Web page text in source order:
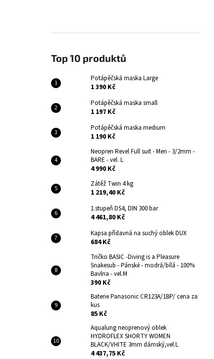
Top 10 produktů
Potápěčská maska Large
1 390 Kč
Potápěčská maska small
1 197 Kč
Potápěčská maska medium
1 190 Kč
Neopren Revel Full suit - Men - 3/2mm -
BARE - vel. L
4 990 Kč
Zátěž Twin 4 kg
1 219,40 Kč
1.stupeň DS4, DIN 300 bar
4 461,80 Kč
Kapsa přídavná na suchý oblek DUX
684 Kč
Tričko BASIC -Diving is a Pleasure
Snakesub - Pánské - modrá/bílá - 100%
Bavlna - vel.M
390 Kč
Baterie Panasonic CR123A/1BP/ cena za
kus
85 Kč
Aqualung neoprenový oblek
HYDROFLEX SHORTY WOMEN
BLACK/VHITE 3mm dámský,vel.L
4 437,75 Kč